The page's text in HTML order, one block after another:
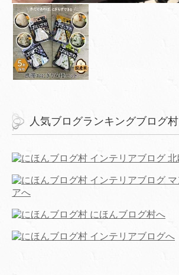
人気ブログランキングブログ村